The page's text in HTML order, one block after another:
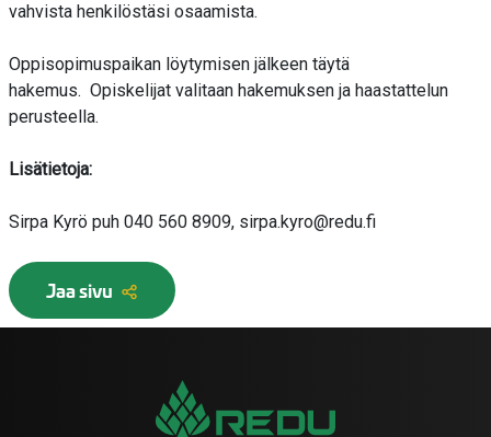
vahvista henkilöstäsi osaamista.
Oppisopimuspaikan löytymisen jälkeen täytä
hakemus. Opiskelijat valitaan hakemuksen ja haastattelun
perusteella.
Lisätietoja:
Sirpa Kyrö puh 040 560 8909, sirpa.kyro@redu.fi
Jaa sivu